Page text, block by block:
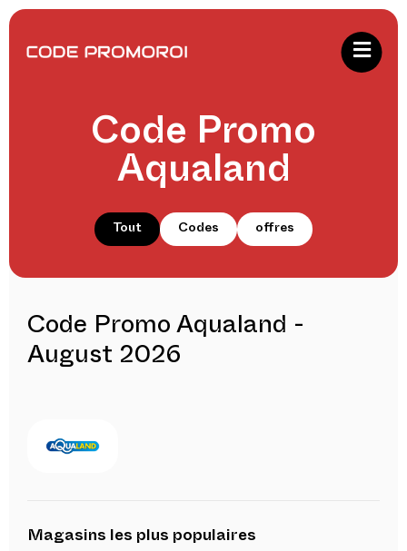
Code Promo
Aqualand
Tout Codes offres
Code Promo Aqualand -
August 2026
Magasins les plus populaires